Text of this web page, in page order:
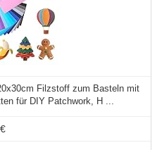
Filzstoff zum Basteln mit
für DIY Patchwork, H ...